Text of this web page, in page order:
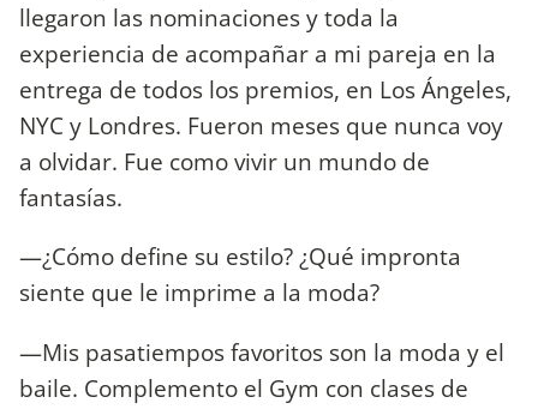
llegaron las nominaciones y toda la
experiencia de acompañar a mi pareja en la
entrega de todos los premios, en Los Ángeles,
NYC y Londres. Fueron meses que nunca voy
a olvidar. Fue como vivir un mundo de
fantasías.
—¿Cómo define su estilo? ¿Qué impronta
siente que le imprime a la moda?
—Mis pasatiempos favoritos son la moda y el
baile. Complemento el Gym con clases de